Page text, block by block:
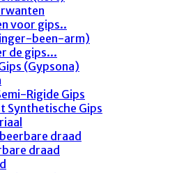
voor gips..
been-arm)
de gips...
(Gypsona)
Rigide Gips
Synthetische Gips
draad
draad